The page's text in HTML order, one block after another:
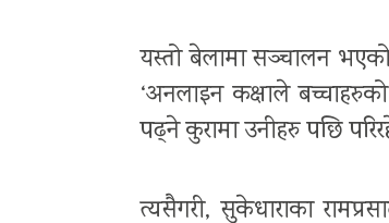
यस्तो बेलामा सञ्चालन
‘अनलाइन कक्षाले
पढ्ने कुरामा उनीहरु पछि
त्यसैगरी, सुकेधाराका